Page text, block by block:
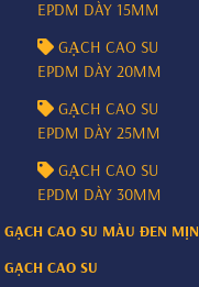
EPDM DÀY 15MM
GẠCH CAO SU
EPDM DÀY 20MM
GẠCH CAO SU
EPDM DÀY 25MM
GẠCH CAO SU
EPDM DÀY 30MM
GẠCH CAO SU MÀU ĐEN MỊN
GẠCH CAO SU